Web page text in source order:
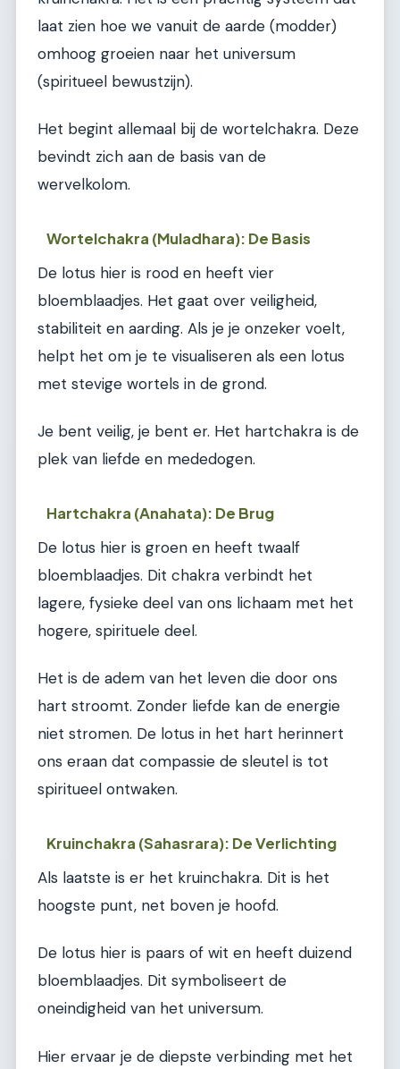
laat zien hoe we vanuit de aarde (modder)
omhoog groeien naar het universum
(spiritueel bewustzijn).
Het begint allemaal bij de wortelchakra. Deze
bevindt zich aan de basis van de
wervelkolom.
Wortelchakra (Muladhara): De Basis
De lotus hier is rood en heeft vier
bloemblaadjes. Het gaat over veiligheid,
stabiliteit en aarding. Als je je onzeker voelt,
helpt het om je te visualiseren als een lotus
met stevige wortels in de grond.
Je bent veilig, je bent er. Het hartchakra is de
plek van liefde en mededogen.
Hartchakra (Anahata): De Brug
De lotus hier is groen en heeft twaalf
bloemblaadjes. Dit chakra verbindt het
lagere, fysieke deel van ons lichaam met het
hogere, spirituele deel.
Het is de adem van het leven die door ons
hart stroomt. Zonder liefde kan de energie
niet stromen. De lotus in het hart herinnert
ons eraan dat compassie de sleutel is tot
spiritueel ontwaken.
Kruinchakra (Sahasrara): De Verlichting
Als laatste is er het kruinchakra. Dit is het
hoogste punt, net boven je hoofd.
De lotus hier is paars of wit en heeft duizend
bloemblaadjes. Dit symboliseert de
oneindigheid van het universum.
Hier ervaar je de diepste verbinding met het